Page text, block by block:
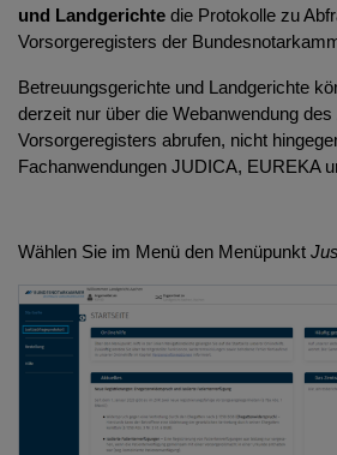
Negativauskunft erstellen
und Landgerichte die Protokolle zu
Vorsorgeregisters der
Betreuungsgerichte und Landgerichte
derzeit nur über die Webanwendung des
Vorsorgeregisters abrufen, nicht
Fachanwendungen JUDICA, EUREKA
Wählen Sie im Menü den Menüpunkt